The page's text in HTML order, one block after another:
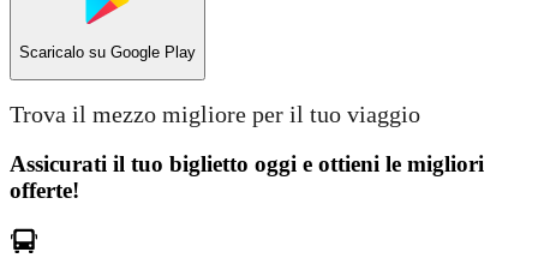
Scaricalo su Google Play
Trova il mezzo migliore per il tuo viaggio
Assicurati il ​​tuo biglietto oggi e ottieni le migliori
offerte!